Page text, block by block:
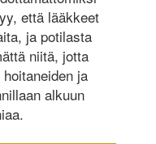
että lääkkeet
ja potilasta
niitä, jotta
ja
alkuun